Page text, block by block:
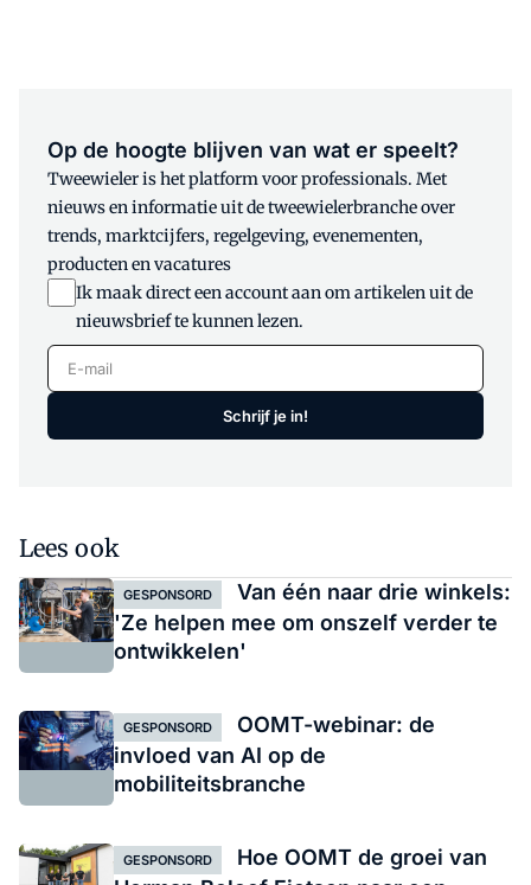
Op de hoogte blijven van wat er speelt?
Tweewieler is het platform voor professionals. Met
nieuws en informatie uit de tweewielerbranche over
trends, marktcijfers, regelgeving, evenementen,
producten en vacatures
Ik maak direct een account aan om artikelen uit de
nieuwsbrief te kunnen lezen.
E-mail
Schrijf je in!
Lees ook
GESPONSORD
Van één naar drie winkels:
'Ze helpen mee om onszelf verder te
ontwikkelen'
GESPONSORD
OOMT-webinar: de
invloed van AI op de
mobiliteitsbranche
GESPONSORD
Hoe OOMT de groei van